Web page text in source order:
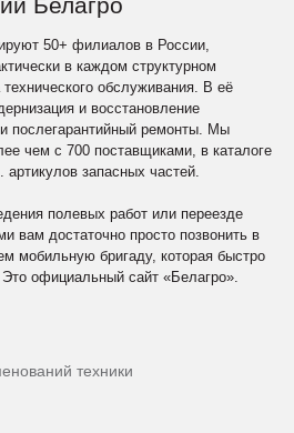
50+ филиалов в России,
в каждом структурном
обслуживания. В её
и восстановление
послегарантийный ремонты. Мы
чем с 700 поставщиками, в каталоге
запасных частей.
полевых работ или переезде
вам достаточно просто позвонить в
мобильную бригаду, которая быстро
официальный сайт «Белагро».
техники